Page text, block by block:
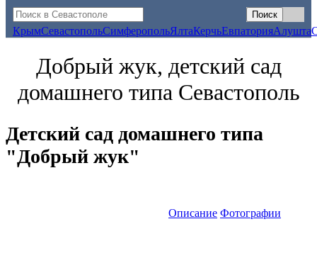
КрымСевастопольСимферопольЯлтаКерчьЕвпаторияАлушта
Добрый жук, детский сад
домашнего типа Севастополь
Детский сад домашнего типа
"Добрый жук"
Описание Фотографии